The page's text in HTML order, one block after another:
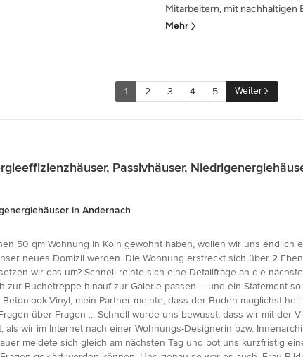
Mitarbeitern, mit nachhaltigen
Mehr
1 2 3 4 5 Weiter
Passivhäuser,
in Andernach
50 qm Wohnung in Köln gewohnt haben, wollen wir uns endlich
neues Domizil werden. Die Wohnung erstreckt sich über 2
wir das um? Schnell reihte sich eine Detailfrage an die
Buchetreppe hinauf zur Galerie passen ... und ein Statement
Vinyl, mein Partner meinte, dass der Boden möglichst
über Fragen ... Schnell wurde uns bewusst, dass wir mit der
wir im Internet nach einer Wohnungs-Designerin bzw.
meldete sich gleich am nächsten Tag und bot uns kurzfristig